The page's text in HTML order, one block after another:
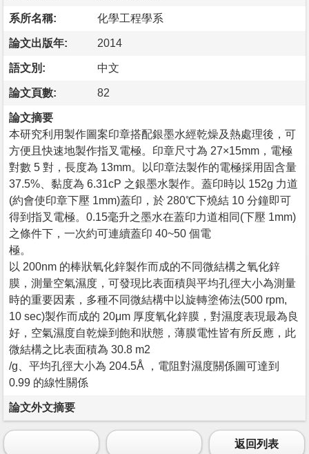
系所名稱: 化學工程學系
論文出版年: 2014
語文別: 中文
論文頁數: 82
論文摘要
本研究利用製作圖案印章搭配銀墨水經乾燥及熱處理後，可
方便且快速地製作指叉電極。印章尺寸為 27×15mm，電極
對數 5 對，長度為 13mm。以印章法製作的電極採用固含量
37.5%、黏度為 6.31cP 之銀墨水製作。蓋印時以 152g 力道
(約會使印章下壓 1mm)蓋印，於 280℃下燒結 10 分鐘即可
得到指叉電極。0.15毫升之墨水在蓋印力道相同(下壓 1mm)
之條件下，一次約可連續蓋印 40~50 個電
極。
以 200nm 的棒狀氧化鋅製作而成的不同微結構之氧化鋅
膜，測量空氣濕度，可發現比表面積與平均孔徑大小為測量
時的重要因素，多種不同微結構中以旋轉塗佈法(500 rpm,
10 sec)製作而成的 20μm 厚度氧化鋅膜，對濕度表現最為良
好，空氣濕度自乾燥到飽和狀態，薄膜電性皆有所反應，此
微結構之比表面積為 30.8 m2
/g、平均孔徑大小為 204.5Å ，電阻對濕度關係圖可達到
0.99 的線性關係
論文外文摘要
返回列表